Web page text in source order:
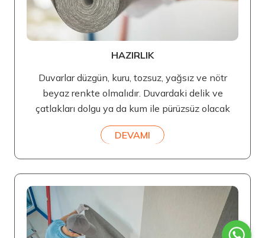
HAZIRLIK
Duvarlar düzgün, kuru, tozsuz, yağsız ve nötr
beyaz renkte olmalıdır. Duvardaki delik ve
çatlakları dolgu ya da kum ile pürüzsüz olacak
DEVAMI